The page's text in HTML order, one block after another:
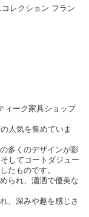
コレクション フラン
ィーク家具ショップ
人気を集めていま
多くのデザインが影
してコートダジュー
たものです。
られ、瀟洒で優美な
、深みや趣を感じさ